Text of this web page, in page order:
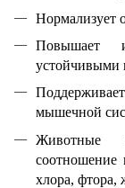
Нормализует
Повышает
устойчивыми
мышечной
Животные
соотношение
хлора, фтора,